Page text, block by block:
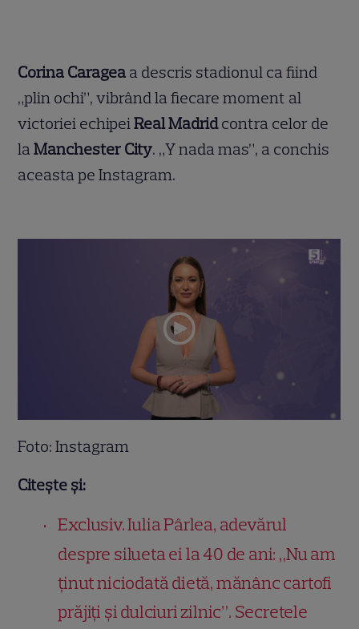
Corina Caragea a descris stadionul ca fiind
„plin ochi”, vibrând la fiecare moment al
victoriei echipeiReal Madridcontra celor de
laManchester City. „Y nada mas”, a conchis
aceasta pe Instagram.
Foto: Instagram
Citește și:
Exclusiv. Iulia Pârlea, adevărul
despre silueta ei la 40 de ani: „Nu am
ținut niciodată dietă, mănânc cartofi
prăjiți și dulciuri zilnic”. Secretele